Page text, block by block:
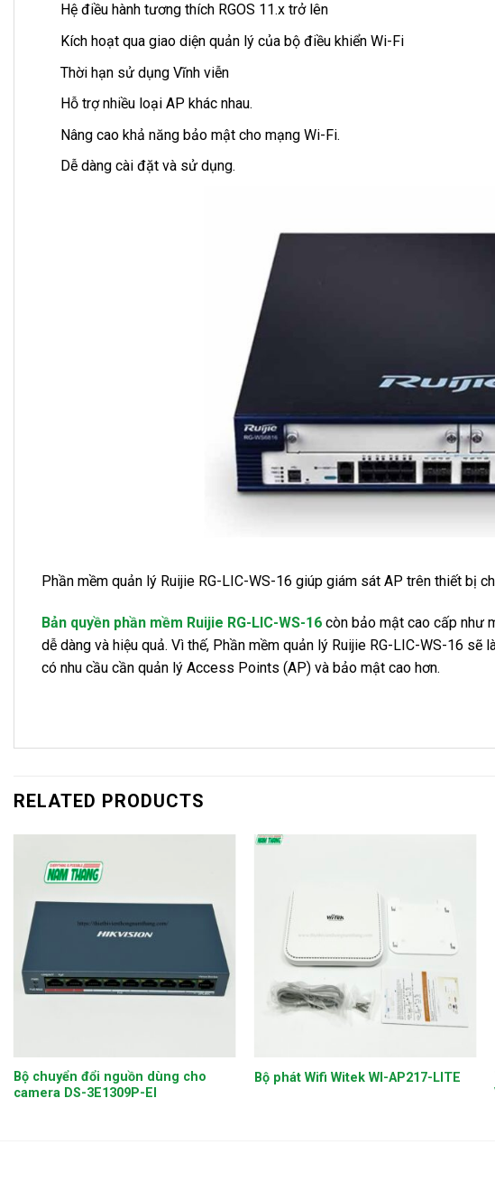
Hệ điều hành tương thích RGOS 11.x trở lên
Kích hoạt qua giao diện quản lý của bộ điều khiển Wi-Fi
Thời hạn sử dụng Vĩnh viễn
Hỗ trợ nhiều loại AP khác nhau.
Nâng cao khả năng bảo mật cho mạng Wi-Fi.
Dễ dàng cài đặt và sử dụng.
Phần mềm quản lý Ruijie RG-LIC-WS-16 giúp giám sát AP trên thiết bị
Bản quyền phần mềm Ruijie RG-LIC-WS-16 còn bảo mật cao cấp như
dễ dàng và hiệu quả. Vì thế, Phần mềm quản lý Ruijie RG-LIC-WS-16
có nhu cầu cần quản lý Access Points (AP) và bảo mật cao hơn.
RELATED PRODUCTS
Bộ chuyển đổi nguồn dùng cho
camera DS-3E1309P-EI
Bộ phát Wifi Witek WI-AP217-LITE